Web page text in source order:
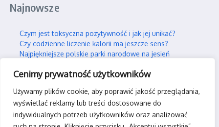
Cenimy prywatność użytkowników
Używamy plików cookie, aby poprawić jakość przeglądania,
wyświetlać reklamy lub treści dostosowane do
indywidualnych potrzeb użytkowników oraz analizować
Najnowsze
Czym jest toksyczna pozytywność i jak jej unikać?
Czy codzienne liczenie kalorii ma jeszcze sens?
Najpiękniejsze polskie parki narodowe na jesień
Jak efektywnie i trwale uczyć się nowych rzeczy?
Kontakt